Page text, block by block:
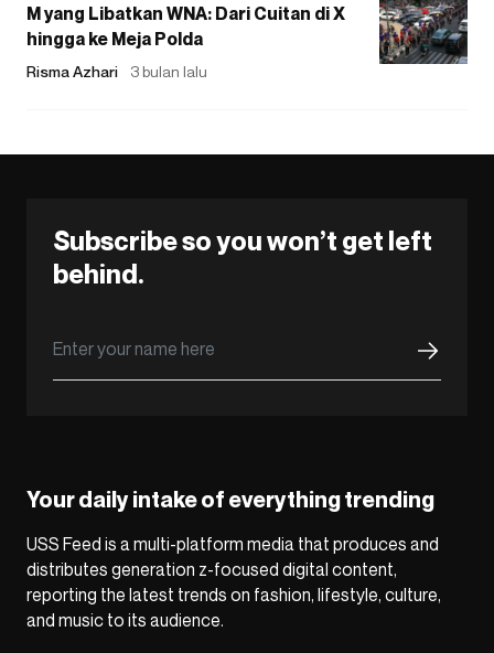
M yang Libatkan WNA: Dari Cuitan di X
hingga ke Meja Polda
Risma Azhari 3 bulan lalu
Subscribe so you won’t get left
behind.
Your daily intake of everything trending
USS Feed is a multi-platform media that produces and
distributes generation z-focused digital content,
reporting the latest trends on fashion, lifestyle, culture,
and music to its audience.